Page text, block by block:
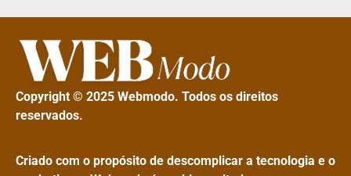
Copyright © 2025 Webmodo. Todos os direitos
reservados.
Criado com o propósito de descomplicar a tecnologia e o